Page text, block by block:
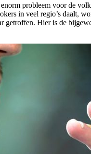
probleem voor de
in veel regio’s daalt,
getroffen. Hier is de